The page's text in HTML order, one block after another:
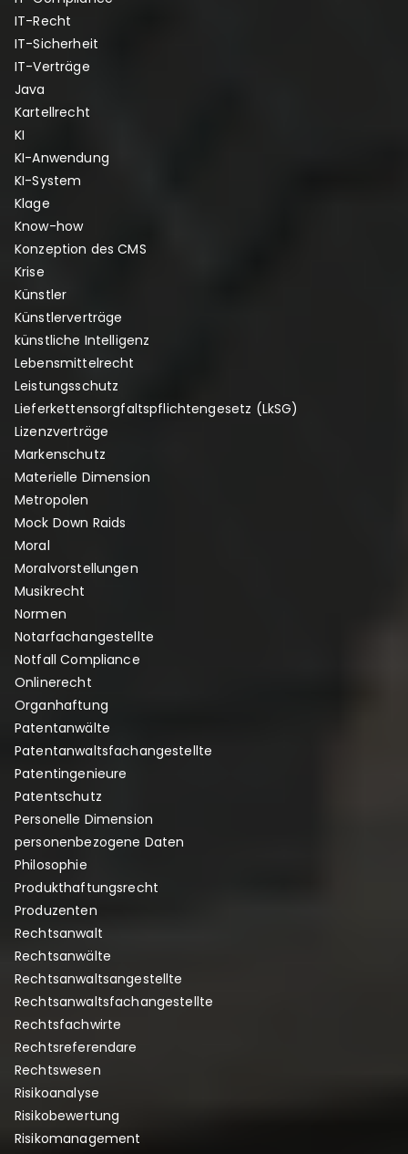
IT-Recht
IT-Sicherheit
IT-Verträge
Java
Kartellrecht
KI
KI-Anwendung
KI-System
Klage
Know-how
Konzeption des CMS
Krise
Künstler
Künstlerverträge
künstliche Intelligenz
Lebensmittelrecht
Leistungsschutz
Lieferkettensorgfaltspflichtengesetz (LkSG)
Lizenzverträge
Markenschutz
Materielle Dimension
Metropolen
Mock Down Raids
Moral
Moralvorstellungen
Musikrecht
Normen
Notarfachangestellte
Notfall Compliance
Onlinerecht
Organhaftung
Patentanwälte
Patentanwaltsfachangestellte
Patentingenieure
Patentschutz
Personelle Dimension
personenbezogene Daten
Philosophie
Produkthaftungsrecht
Produzenten
Rechtsanwalt
Rechtsanwälte
Rechtsanwaltsangestellte
Rechtsanwaltsfachangestellte
Rechtsfachwirte
Rechtsreferendare
Rechtswesen
Risikoanalyse
Risikobewertung
Risikomanagement